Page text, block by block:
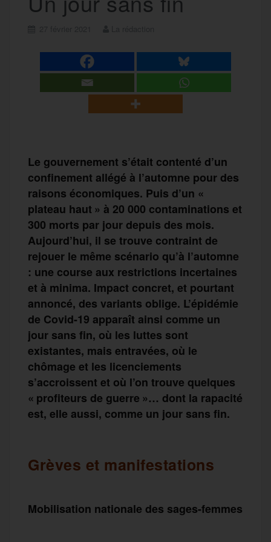
Le gouvernement s’était contenté d’un
confinement allégé à l’automne pour des
raisons économiques. Puis d’un «
plateau haut » à 20 000 contaminations et
300 morts par jour depuis des mois.
Aujourd’hui, il se trouve contraint de
rejouer le même scénario qu’à l’automne
: une course aux restrictions incertaines
et à minima. Impact concret, et pourtant
annoncé, des variants oblige. L’épidémie
de Covid-19 apparaît ainsi comme un
jour sans fin, où les luttes sont
existantes, mais entravées, où le
chômage et les licenciements
s’accroissent et où l’on trouve quelques
« profiteurs de guerre »… dont la rapacité
est, elle aussi, comme un jour sans fin.
Grèves et manifestations
Mobilisation nationale des sages-femmes